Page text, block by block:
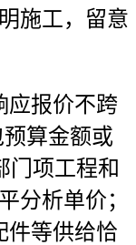
施工，留意
报价不跨
算金额或
门项工程和
分析单价；
件等供给恰